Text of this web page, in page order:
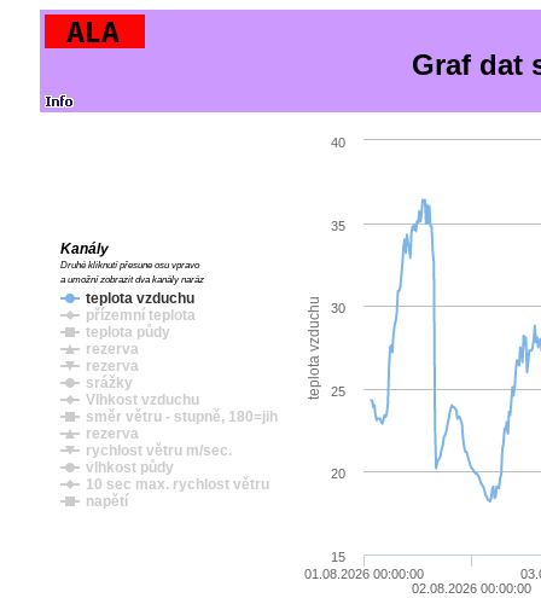
Graf dat
teplota vzduchu
teplota vzduchu
přízemní teplota
teplota půdy
rezerva
rezerva
srážky
Vlhkost vzduchu
směr větru - stupně, 180=jih
rezerva
rychlost větru m/sec.
vlhkost půdy
10 sec max. rychlost větru
napětí
Kanály
Druhé kliknutí přesune osu vpravo
a umožní zobrazit dva kanály naráz
01.08.2026 00:00:00
02.08.2026 00:00:00
15
20
25
30
35
40